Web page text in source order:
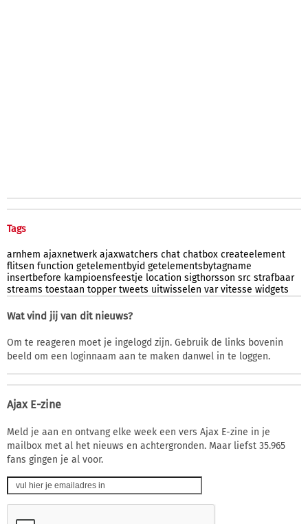
Tags
arnhem ajaxnetwerk ajaxwatchers chat chatbox createelement
flitsen function getelementbyid getelementsbytagname
insertbefore kampioensfeestje location sigthorsson src strafbaar
streams toestaan topper tweets uitwisselen var vitesse widgets
Wat vind jij van dit nieuws?
Om te reageren moet je ingelogd zijn. Gebruik de links bovenin
beeld om een loginnaam aan te maken danwel in te loggen.
Ajax E-zine
Meld je aan en ontvang elke week een vers Ajax E-zine in je
mailbox met al het nieuws en achtergronden. Maar liefst 35.965
fans gingen je al voor.